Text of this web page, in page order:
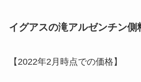
イグアスの滝アルゼンチン側
【2022年2月時点での価格】